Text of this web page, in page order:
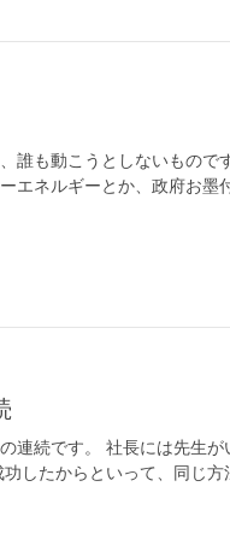
誰も動こうとしないもの
エネルギーとか、政府お
連続です。 社長には先生
したからといって、同じ